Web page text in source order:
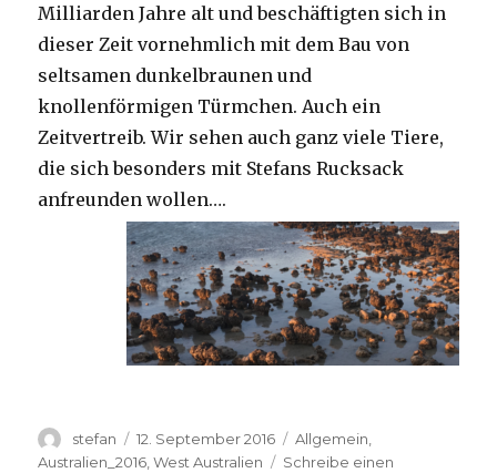
Milliarden Jahre alt und beschäftigten sich in
dieser Zeit vornehmlich mit dem Bau von
seltsamen dunkelbraunen und
knollenförmigen Türmchen. Auch ein
Zeitvertreib. Wir sehen auch ganz viele Tiere,
die sich besonders mit Stefans Rucksack
anfreunden wollen….
Autor
stefan
Veröffentlicht
am
12. September 2016 Kategorien
Allgemein
Australien_2016 ,West Australien
Schreibe einen